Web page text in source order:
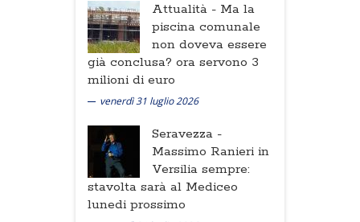
Attualità - Ma la
piscina comunale
non doveva essere
già conclusa? ora servono 3
milioni di euro
venerdì 31 luglio 2026
Seravezza -
Massimo Ranieri in
Versilia sempre:
stavolta sarà al Mediceo
lunedi prossimo